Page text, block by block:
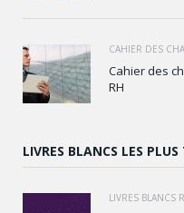
CAHIER DES
Cahier des
RH
LIVRES BLANCS LES PLUS
LIVRES BLANCS